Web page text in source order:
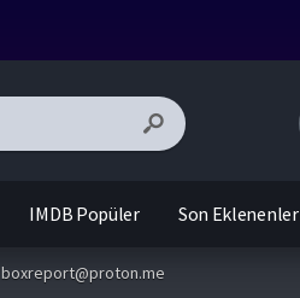
IMDB Popüler Son Eklenenler
boxreport@proton.me